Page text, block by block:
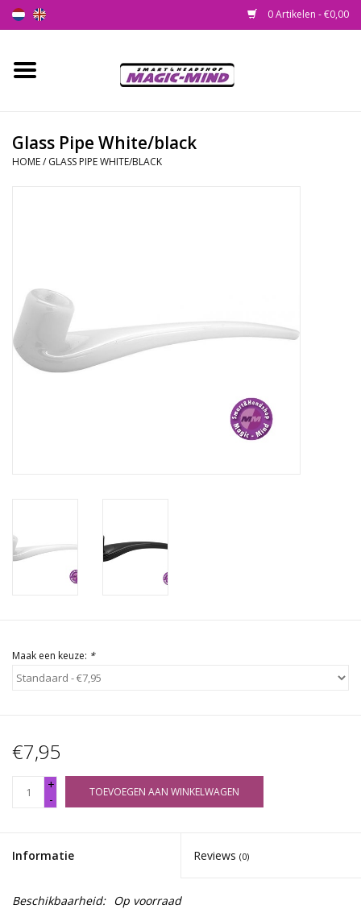
0 Artikelen - €0,00
Home
Smartshop
Health Supplies
Psychedelic
Glass Pipe White/black
HOME/ GLASS PIPE WHITE/BLACK
Maak een keuze: *
€7,95
+
-
TOEVOEGEN AAN WINKELWAGEN
Informatie Reviews (0)
Beschikbaarheid: Op voorraad